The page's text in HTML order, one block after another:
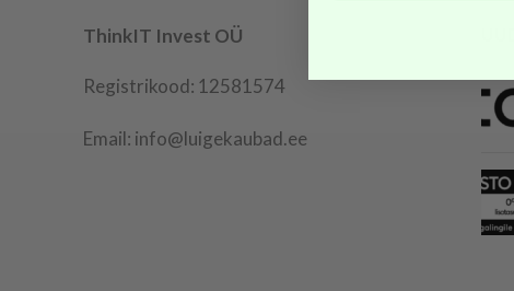
ThinkIT Invest OÜ
Registrikood: 12581574
Email: info@luigekaubad.ee